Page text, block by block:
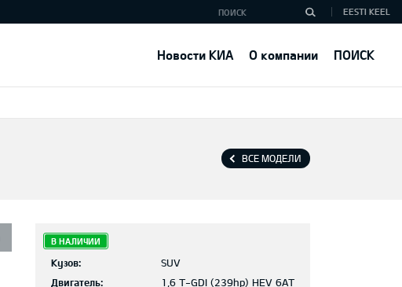
Новости КИА О компании ПОИСК
EESTI KEEL
ВСЕ МОДЕЛИ
В НАЛИЧИИ
Кузов:
SUV
Двигатель:
1,6 T-GDI (239hp) HEV 6AT